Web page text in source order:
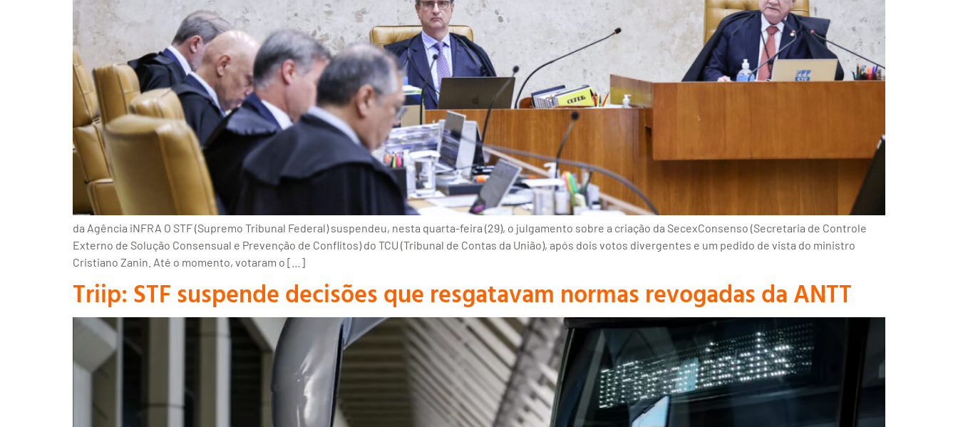
da Agência iNFRA O STF (Supremo Tribunal Federal) suspendeu, nesta quarta-feira (29), o julgamento sobre a criação da SecexConsenso (Secretaria de Controle
Externo de Solução Consensual e Prevenção de Conflitos) do TCU (Tribunal de Contas da União), após dois votos divergentes e um pedido de vista do ministro
Cristiano Zanin. Até o momento, votaram o […]
Triip: STF suspende decisões que resgatavam normas revogadas da ANTT